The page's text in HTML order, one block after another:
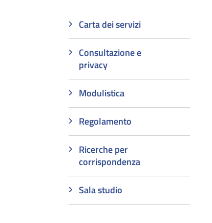
Carta dei servizi
Consultazione e
privacy
Modulistica
Regolamento
Ricerche per
corrispondenza
Sala studio